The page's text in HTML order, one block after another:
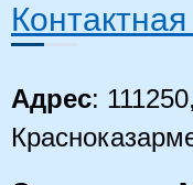
Адрес: